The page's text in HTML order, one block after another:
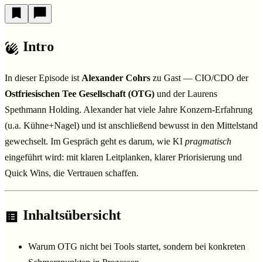
Intro
In dieser Episode ist Alexander Cohrs zu Gast — CIO/CDO der
Ostfriesischen Tee Gesellschaft (OTG) und der Laurens
Spethmann Holding. Alexander hat viele Jahre Konzern-Erfahrung
(u.a. Kühne+Nagel) und ist anschließend bewusst in den Mittelstand
gewechselt. Im Gespräch geht es darum, wie KI pragmatisch
eingeführt wird: mit klaren Leitplanken, klarer Priorisierung und
Quick Wins, die Vertrauen schaffen.
Inhaltsübersicht
Warum OTG nicht bei Tools startet, sondern bei konkreten